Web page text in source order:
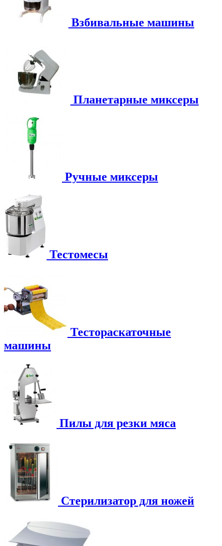
Взбивальные машины
Планетарные миксеры
Ручные миксеры
Тестомесы
Тестораскаточные
машины
Пилы для резки мяса
Стерилизатор для ножей